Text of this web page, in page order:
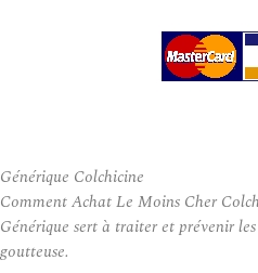
Générique Colchicine
Comment Achat Le Moins Cher
Générique sert à traiter et prévenir
goutteuse.